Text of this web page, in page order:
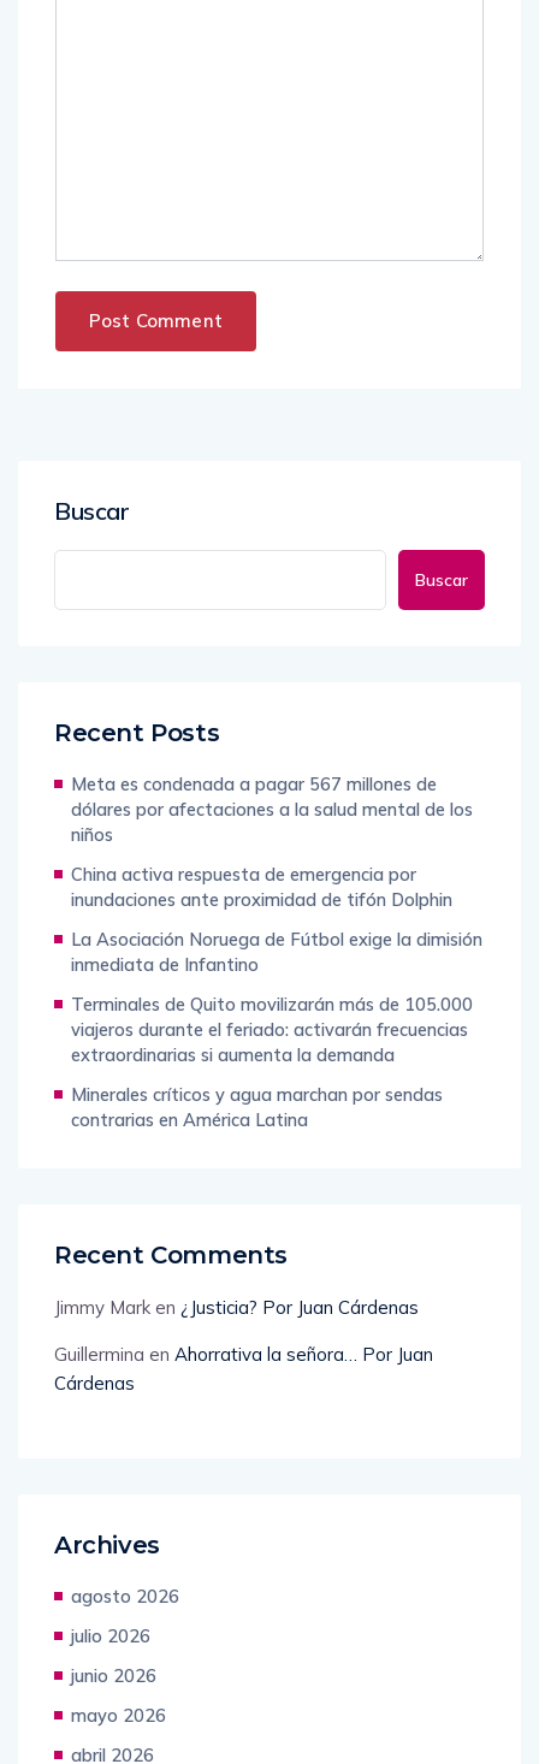
Buscar
Buscar
Recent Posts
Meta es condenada a pagar 567 millones de
dólares por afectaciones a la salud mental de los
niños
China activa respuesta de emergencia por
inundaciones ante proximidad de tifón Dolphin
La Asociación Noruega de Fútbol exige la dimisión
inmediata de Infantino
Terminales de Quito movilizarán más de 105.000
viajeros durante el feriado: activarán frecuencias
extraordinarias si aumenta la demanda
Minerales críticos y agua marchan por sendas
contrarias en América Latina
Recent Comments
Jimmy Mark en ¿Justicia? Por Juan Cárdenas
Guillermina en Ahorrativa la señora… Por Juan
Cárdenas
Archives
agosto 2026
julio 2026
junio 2026
mayo 2026
abril 2026